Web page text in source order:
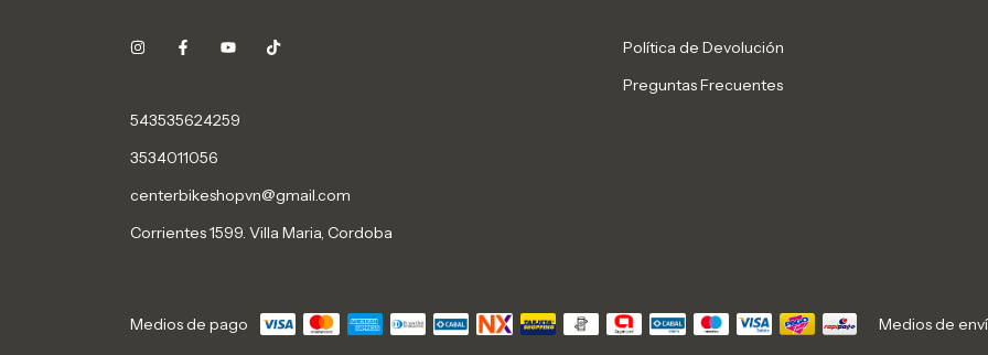
543535624259
3534011056
centerbikeshopvn@gmail.com
Corrientes 1599. Villa Maria, Cordoba
Política de Devolución
Preguntas Frecuentes
Medios de pago Medios de